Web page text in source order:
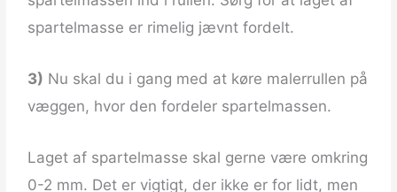
spartelmasse er rimelig jævnt fordelt.
3) Nu skal du i gang med at køre malerrullen på
væggen, hvor den fordeler spartelmassen.
Laget af spartelmasse skal gerne være omkring
0-2 mm. Det er vigtigt, der ikke er for lidt, men